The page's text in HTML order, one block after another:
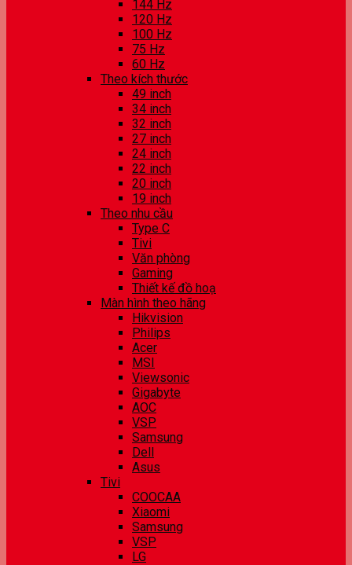
144 Hz
120 Hz
100 Hz
75 Hz
60 Hz
Theo kích thước
49 inch
34 inch
32 inch
27 inch
24 inch
22 inch
20 inch
19 inch
Theo nhu cầu
Type C
Tivi
Văn phòng
Gaming
Thiết kế đồ hoạ
Màn hình theo hãng
Hikvision
Philips
Acer
MSI
Viewsonic
Gigabyte
AOC
VSP
Samsung
Dell
Asus
Tivi
COOCAA
Xiaomi
Samsung
VSP
LG